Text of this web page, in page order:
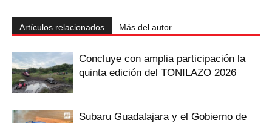
Artículos relacionados Más del autor
Concluye con amplia participación la
quinta edición del TONILAZO 2026
Subaru Guadalajara y el Gobierno de